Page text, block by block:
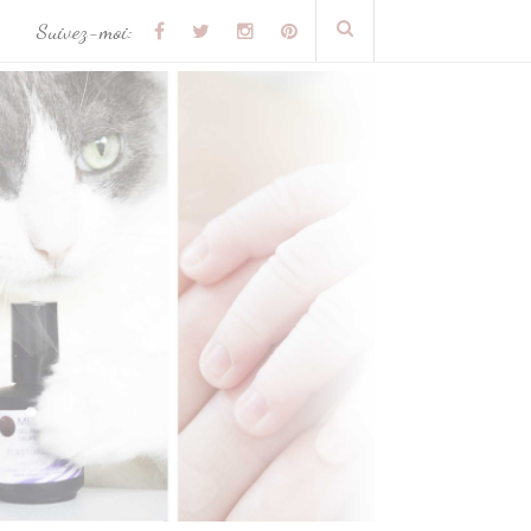
Suivez-moi: